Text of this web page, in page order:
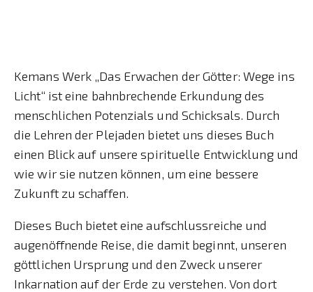
Kemans Werk „Das Erwachen der Götter: Wege ins
Licht“ ist eine bahnbrechende Erkundung des
menschlichen Potenzials und Schicksals. Durch
die Lehren der Plejaden bietet uns dieses Buch
einen Blick auf unsere spirituelle Entwicklung und
wie wir sie nutzen können, um eine bessere
Zukunft zu schaffen.
Dieses Buch bietet eine aufschlussreiche und
augenöffnende Reise, die damit beginnt, unseren
göttlichen Ursprung und den Zweck unserer
Inkarnation auf der Erde zu verstehen. Von dort